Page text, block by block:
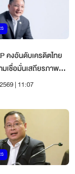
คงอันดับเครดิตไทย
เชื่อมั่นเสถียรภาพ
วินัยการคลัง
| 11:07